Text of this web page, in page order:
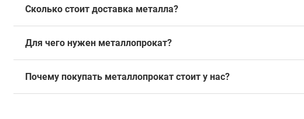
Сколько стоит доставка металла?
Для чего нужен металлопрокат?
Почему покупать металлопрокат стоит у нас?